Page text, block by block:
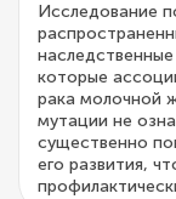
Исследование
наследственные
которые
рака молочной
мутации не
существенно
его развития,